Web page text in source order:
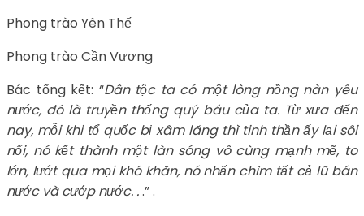
Phong trào Yên Thế
Phong trào Cần Vương
Bác tổng kết: “Dân tộc ta có một lòng nồng nàn yêu
nước, đó là truyền thống quý báu của ta. Từ xưa đến
nay, mỗi khi tổ quốc bị xâm lăng thì tinh thần ấy lại sôi
nổi, nó kết thành một làn sóng vô cùng mạnh mẽ, to
lớn, lướt qua mọi khó khăn, nó nhấn chìm tất cả lũ bán
nước và cướp nước. ..” .